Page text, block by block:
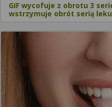
GIF wycofuje z obrotu 3
wstrzymuje obrót serią leku